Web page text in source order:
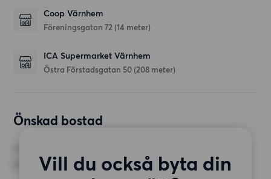
Coop Värnhem
Föreningsgatan 72 (14 meter)
ICA Supermarket Värnhem
Östra Förstadsgatan 50 (208 meter)
Önskad bostad
Vill du också byta din